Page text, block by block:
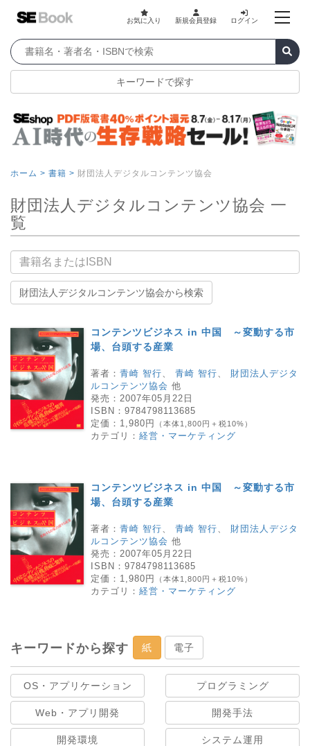
お気に入り 新規会員登録 ログイン
キーワードで探す
ホーム > 書籍 > 財団法人デジタルコンテンツ協会
財団法人デジタルコンテンツ協会 一
覧
書籍名
財団法人デジタルコンテンツ協会から検索
コンテンツビジネス in 中国 ～変動する市
場、台頭する産業
著者： 青崎 智行 青崎 智行
財団法人デジタ
ルコンテンツ協会 他
発売： 2007年05月22日
ISBN： 9784798113685
定価： 1,980円 （本体1,800円＋税10%）
カテゴリ： 経営・マーケティング
コンテンツビジネス in 中国 ～変動する市
場、台頭する産業
著者： 青崎 智行 青崎 智行
財団法人デジタ
ルコンテンツ協会 他
発売： 2007年05月22日
ISBN： 9784798113685
定価： 1,980円 （本体1,800円＋税10%）
カテゴリ： 経営・マーケティング
キーワードから探す 紙 電子
OS・アプリケーション プログラミング
Web・アプリ開発 開発手法
開発環境 システム運用